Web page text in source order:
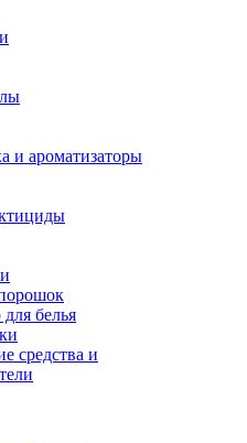
и ароматизаторы
белья
средства и